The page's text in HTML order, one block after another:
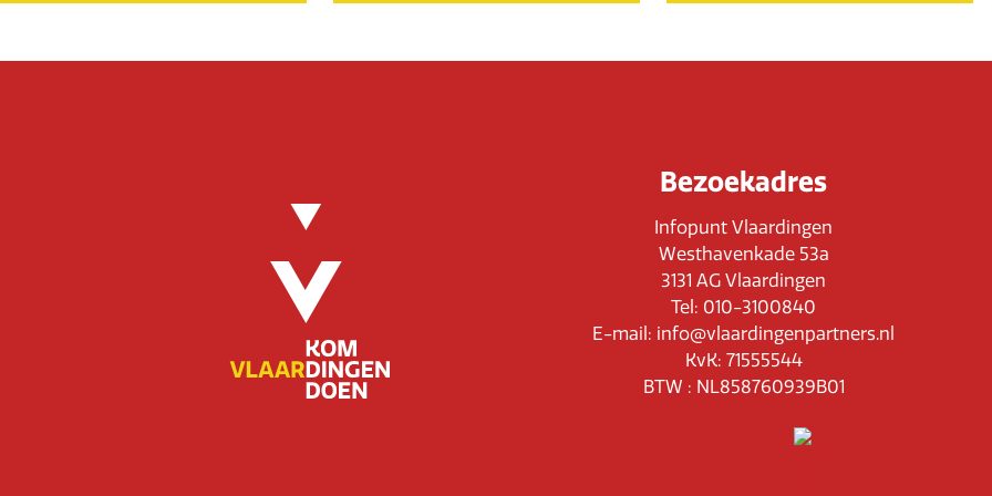
Bezoekadres
Infopunt Vlaardingen
Westhavenkade 53a
3131 AG Vlaardingen
Tel: 010-3100840
E-mail: info@vlaardingenpartners.nl
KvK: 71555544
BTW : NL858760939B01